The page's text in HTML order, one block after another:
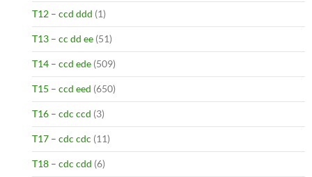
T12 – ccd ddd (1)
T13 – cc dd ee (51)
T14 – ccd ede (509)
T15 – ccd eed (650)
T16 – cdc ccd (3)
T17 – cdc cdc (11)
T18 – cdc cdd (6)